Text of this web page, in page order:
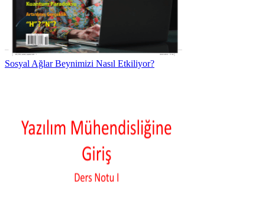
Sosyal Ağlar Beynimizi Nasıl Etkiliyor?